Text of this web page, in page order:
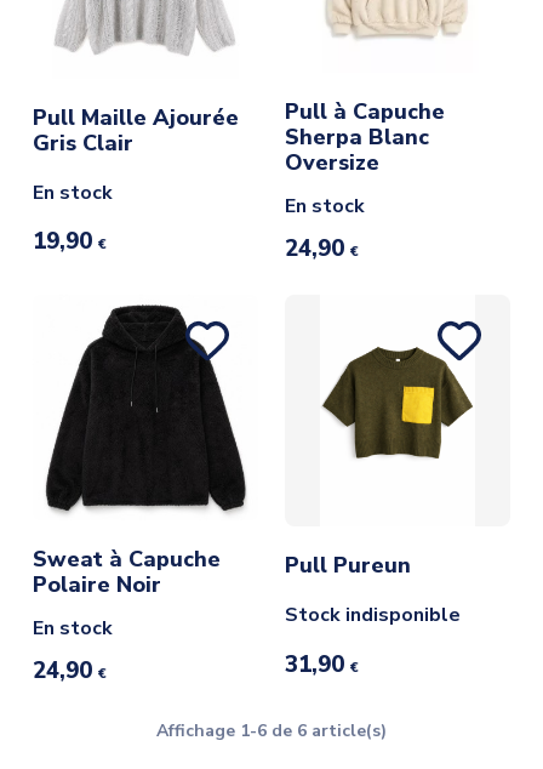
Pull Maille Ajourée
Gris Clair
En stock
19,90 €
Pull à Capuche
Sherpa Blanc
Oversize
En stock
24,90 €
Sweat à Capuche
Polaire Noir
En stock
24,90 €
Pull Pureun
Stock indisponible
31,90 €
Affichage 1-6 de 6 article(s)